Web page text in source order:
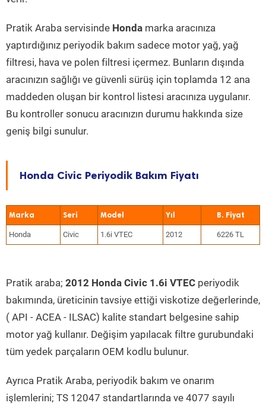
Pratik Araba servisinde Honda marka aracınıza
yaptırdığınız periyodik bakım sadece motor yağ, yağ
filtresi, hava ve polen filtresi içermez. Bunların dışında
aracınızın sağlığı ve güvenli sürüş için toplamda 12 ana
maddeden oluşan bir kontrol listesi aracınıza uygulanır.
Bu kontroller sonucu aracınızın durumu hakkında size
geniş bilgi sunulur.
Honda Civic Periyodik Bakım Fiyatı
Marka Seri Model Yıl
Honda Civic 1.6i VTEC 2012 6226 TL
Pratik araba; 2012 Honda Civic 1.6i VTEC periyodik
bakımında, üreticinin tavsiye ettiği viskotize değerlerinde,
( API - ACEA - ILSAC) kalite standart belgesine sahip
motor yağ kullanır. Değişim yapılacak filtre gurubundaki
tüm yedek parçaların OEM kodlu bulunur.
Ayrıca Pratik Araba, periyodik bakım ve onarım
işlemlerini; TS 12047 standartlarında ve 4077 sayılı